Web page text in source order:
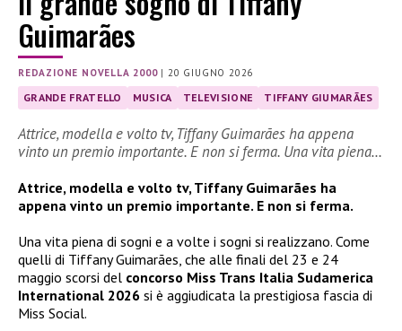
Guimarães
REDAZIONE NOVELLA 2000|20 GIUGNO 2026
GRANDE FRATELLO MUSICA TELEVISIONE TIFFANY GIUMARÃES
Attrice, modella e volto tv, Tiffany Guimarães ha appena
vinto un premio importante. E non si ferma. Una vita piena…
Attrice, modella e volto tv, Tiffany Guimarães ha
appena vinto un premio importante. E non si ferma.
Una vita piena di sogni e a volte i sogni si realizzano. Come
quelli di Tiffany Guimarães, che alle finali del 23 e 24
maggio scorsi del concorso Miss Trans Italia Sudamerica
International 2026 si è aggiudicata la prestigiosa fascia di
Miss Social.